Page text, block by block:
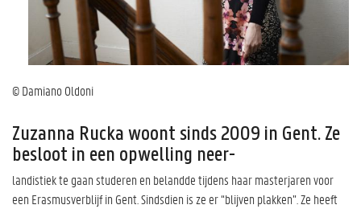
© Damiano Oldoni
Zuzanna Rucka woont sinds 2009 in Gent. Ze
besloot in een opwelling neer-
landistiek te gaan studeren en belandde tijdens haar masterjaren voor
een Erasmusverblijf in Gent. Sindsdien is ze er “blijven plakken”. Ze heeft